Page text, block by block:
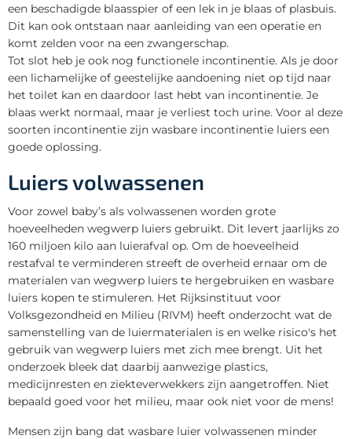
een beschadigde blaasspier of een lek in je blaas of plasbuis.
Dit kan ook ontstaan naar aanleiding van een operatie en
komt zelden voor na een zwangerschap.
Tot slot heb je ook nog functionele incontinentie. Als je door
een lichamelijke of geestelijke aandoening niet op tijd naar
het toilet kan en daardoor last hebt van incontinentie. Je
blaas werkt normaal, maar je verliest toch urine. Voor al deze
soorten incontinentie zijn wasbare incontinentie luiers een
goede oplossing.
Luiers volwassenen
Voor zowel baby’s als volwassenen worden grote
hoeveelheden wegwerp luiers gebruikt. Dit levert jaarlijks zo
160 miljoen kilo aan luierafval op. Om de hoeveelheid
restafval te verminderen streeft de overheid ernaar om de
materialen van wegwerp luiers te hergebruiken en wasbare
luiers kopen te stimuleren. Het Rijksinstituut voor
Volksgezondheid en Milieu (RIVM) heeft onderzocht wat de
samenstelling van de luiermaterialen is en welke risico's het
gebruik van wegwerp luiers met zich mee brengt. Uit het
onderzoek bleek dat daarbij aanwezige plastics,
medicijnresten en ziekteverwekkers zijn aangetroffen. Niet
bepaald goed voor het milieu, maar ook niet voor de mens!
Mensen zijn bang dat wasbare luier volwassenen minder